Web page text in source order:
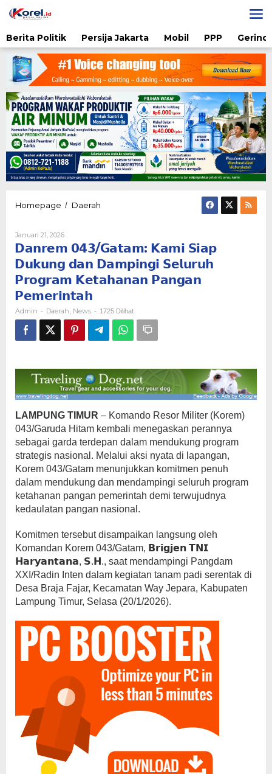
ke
Berita Politik
Persija Jakarta Mobil PPP
Homepage / Daerah
𝗦𝗶𝗮𝗽
𝗗𝘂𝗸𝘂𝗻𝗴
𝗱𝗮𝗻
𝗗𝗮𝗺𝗽𝗶𝗻𝗴𝗶
𝗞𝗲𝘁𝗮𝗵𝗮𝗻𝗮𝗻
𝗣𝗮𝗻𝗴𝗮𝗻
𝗣𝗲𝗺𝗲𝗿𝗶𝗻𝘁𝗮𝗵
Januari 21, 2026Oleh
Admin
𝗗𝗮𝗻𝗿𝗲𝗺 𝟬𝟰𝟯/𝗚𝗮𝘁𝗮𝗺: 𝗞𝗮𝗺𝗶 𝗦𝗶𝗮𝗽
𝗗𝘂𝗸𝘂𝗻𝗴 𝗱𝗮𝗻 𝗗𝗮𝗺𝗽𝗶𝗻𝗴𝗶 𝗦𝗲𝗹𝘂𝗿𝘂𝗵
𝗣𝗿𝗼𝗴𝗿𝗮𝗺 𝗞𝗲𝘁𝗮𝗵𝗮𝗻𝗮𝗻 𝗣𝗮𝗻𝗴𝗮𝗻
𝗣𝗲𝗺𝗲𝗿𝗶𝗻𝘁𝗮𝗵
Admin - Daerah News - 1725 Dilihat
LAMPUNG TIMUR – Komando Resor Militer (Korem)
043/Garuda Hitam kembali menegaskan perannya
sebagai garda terdepan dalam mendukung program
strategis nasional. Melalui aksi nyata di lapangan,
Korem 043/Gatam menunjukkan komitmen penuh
dalam mendukung dan mendampingi seluruh program
ketahanan pangan pemerintah demi terwujudnya
kedaulatan pangan nasional.
Komitmen tersebut disampaikan langsung oleh
Komandan Korem 043/Gatam, 𝗕𝗿𝗶𝗴𝗷𝗲𝗻 𝗧𝗡𝗜
𝗛𝗮𝗿𝘆𝗮𝗻𝘁𝗮𝗻𝗮, 𝗦.𝗛., saat mendampingi Pangdam
XXI/Radin Inten dalam kegiatan tanam padi serentak di
Desa Braja Fajar, Kecamatan Way Jepara, Kabupaten
Lampung Timur, Selasa (20/1/2026).